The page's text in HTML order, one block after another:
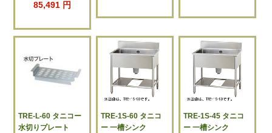
85,491 円
TRE-L-60 タニコー
水切りプレート
TRE-1S-60 タニコ
ー 一槽シンク
TRE-1S-45 タニコ
ー 一槽シンク